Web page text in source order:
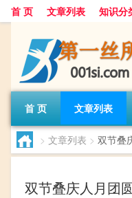
首 页 文章列表 知识分
首 页 文章列表
> 文章列表 > 双节叠
双节叠庆人月团